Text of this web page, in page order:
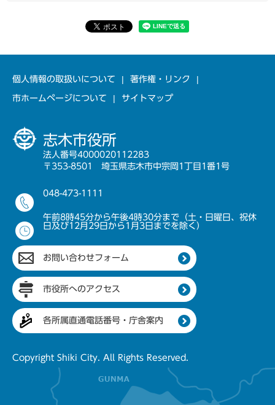
個人情報の取扱いについて 著作権・リンク
市ホームページについて サイトマップ
志木市役所
法人番号4000020112283
〒353-8501 埼玉県志木市中宗岡1丁目1番1号
048-473-1111
午前8時45分から午後4時30分まで（土・日曜日、祝休
日及び12月29日から1月3日までを除く）
お問い合わせフォーム
市役所へのアクセス
各所属直通電話番号・庁舎案内
Copyright Shiki City. All Rights Reserved.